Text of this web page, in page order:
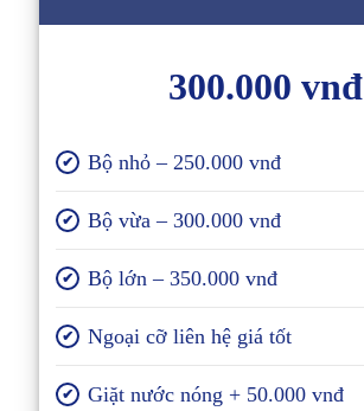
300.000 vnđ
✔ Bộ nhỏ – 250.000 vnđ
✔ Bộ vừa – 300.000 vnđ
✔ Bộ lớn – 350.000 vnđ
✔ Ngoại cỡ liên hệ giá tốt
✔ Giặt nước nóng + 50.000 vnđ